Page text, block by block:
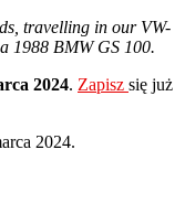
travelling in our VW-
1988 BMW GS 100.
2024. Zapisz się już